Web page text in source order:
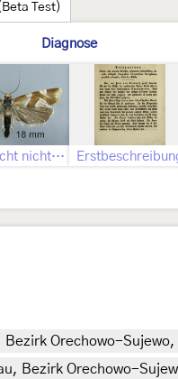
Test)
Diagnose
Geschlecht nicht bestimmt
Bezirk Orechowo-
Bezirk Orechowo-